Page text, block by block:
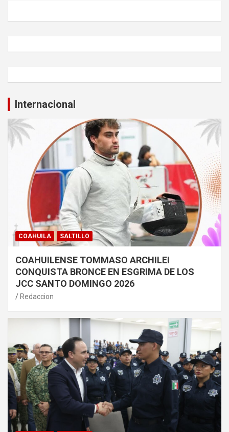
Internacional
COAHUILA SALTILLO
COAHUILENSE TOMMASO ARCHILEI
CONQUISTA BRONCE EN ESGRIMA DE LOS
JCC SANTO DOMINGO 2026
Redaccion